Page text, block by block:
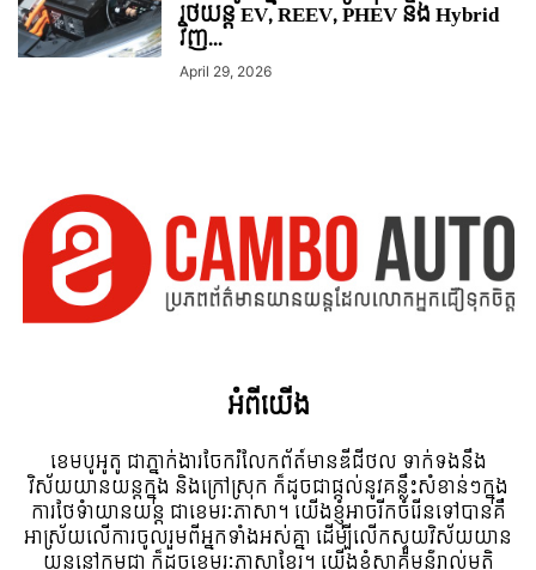
រថយន្ត EV, REEV, PHEV និង Hybrid
វិញ...
April 29, 2026
អំពី​យើង
ខេមបូអូតូ ជាភ្នាក់ងារចែករំលែកព័ត៍មានឌីជីថល ទាក់ទងនឹង
វិស័យយានយន្តក្នុង និងក្រៅស្រុក ក៏ដូចជាផ្តល់នូវគន្លឹះសំខាន់ៗក្នុង
ការថែទំាយានយន្ត ជាខេមរៈភាសា។ យើងខ្ញុំអាចរីកចំរើនទៅបានគឺ
អាស្រ័យលើការចូលរួមពីអ្នកទាំងអស់គ្នា ដើម្បីលើកស្ទួយវិស័យយាន
យន្តនៅកម្ពុជា ក៏ដូចខេមរៈភាសាខ្មែរ។ យើងខ្ញុំស្វាគមន៌រាល់មតិ